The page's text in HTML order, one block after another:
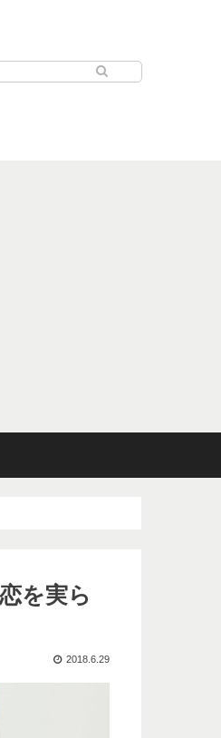
を実ら
2018.6.29